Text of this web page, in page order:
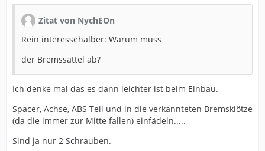
Zitat von NychEOn
Rein interessehalber: Warum muss
der Bremssattel ab?
Ich denke mal das es dann leichter ist beim Einbau.
Spacer, Achse, ABS Teil und in die verkannteten Bremsklötze
(da die immer zur Mitte fallen) einfädeln.....
Sind ja nur 2 Schrauben.